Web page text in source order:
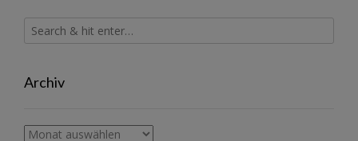
Archiv
Archiv